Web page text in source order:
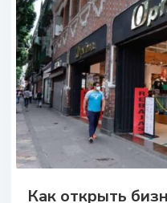
Как открыть